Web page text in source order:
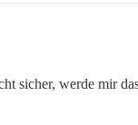
werde mir